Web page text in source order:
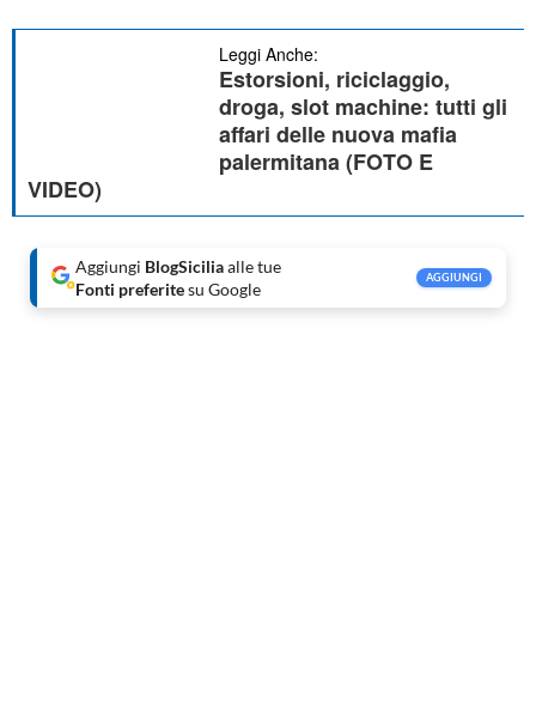
Leggi Anche:
Estorsioni, riciclaggio,
droga, slot machine: tutti gli
affari delle nuova mafia
palermitana (FOTO E
VIDEO)
Aggiungi BlogSiciliaalle tue
Fonti preferitesu Google
AGGIUNGI